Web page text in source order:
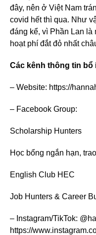
đây, nên ở Việt Nam
covid hết thì qua. Như
đáng kể, vì Phần Lan
hoạt phí đắt đỏ nhất
Các kênh thông tin bổ
– Website: https://
– Facebook Group:
Scholarship Hunters
Học bổng ngắn hạn,
English Club HEC
Job Hunters & Career
– Instagram/TikTok:
https://